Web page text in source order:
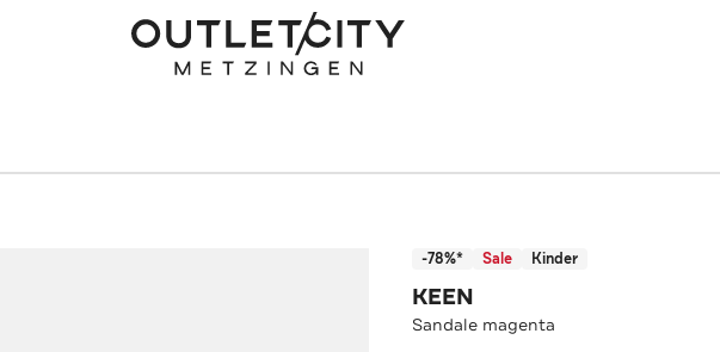
-78%* Sale Kinder
KEEN
Sandale magenta